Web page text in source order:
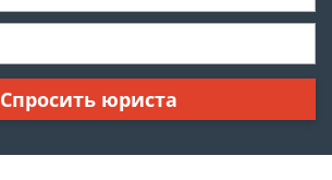
Спросить юриста